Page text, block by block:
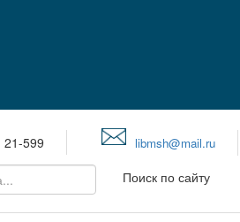
21-599 libmsh@mail.ru
Поиск по сайту